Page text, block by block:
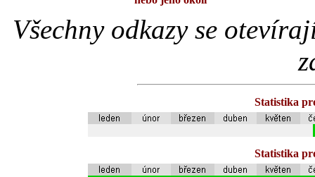
Všechny odkazy se
Statistika
Statistika